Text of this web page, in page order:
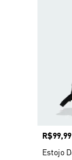
Preço
R$99,99
Estojo